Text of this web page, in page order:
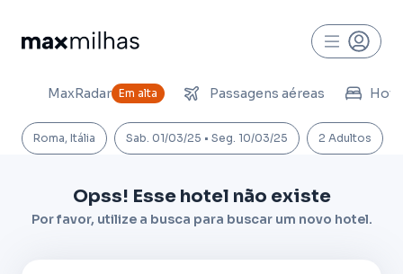
MaxRadar Em alta Passagens aéreas
Roma, Itália Sab. 01/03/25 • Seg. 10/03/25 2 Adultos
Opss! Esse hotel não existe
Por favor, utilize a busca para buscar um novo hotel.